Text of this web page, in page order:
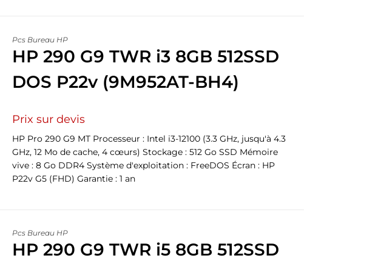
Pcs Bureau HP
HP 290 G9 TWR i3 8GB 512SSD
DOS P22v (9M952AT-BH4)
Prix sur devis
HP Pro 290 G9 MT Processeur : Intel i3-12100 (3.3 GHz, jusqu'à 4.3
GHz, 12 Mo de cache, 4 cœurs) Stockage : 512 Go SSD Mémoire
vive : 8 Go DDR4 Système d'exploitation : FreeDOS Écran : HP
P22v G5 (FHD) Garantie : 1 an
Pcs Bureau HP
HP 290 G9 TWR i5 8GB 512SSD